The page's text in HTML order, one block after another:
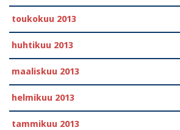
toukokuu 2013
huhtikuu 2013
maaliskuu 2013
helmikuu 2013
tammikuu 2013